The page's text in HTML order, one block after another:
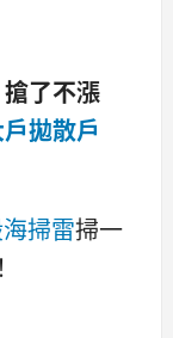
了不漲
拋散戶
掃雷掃一